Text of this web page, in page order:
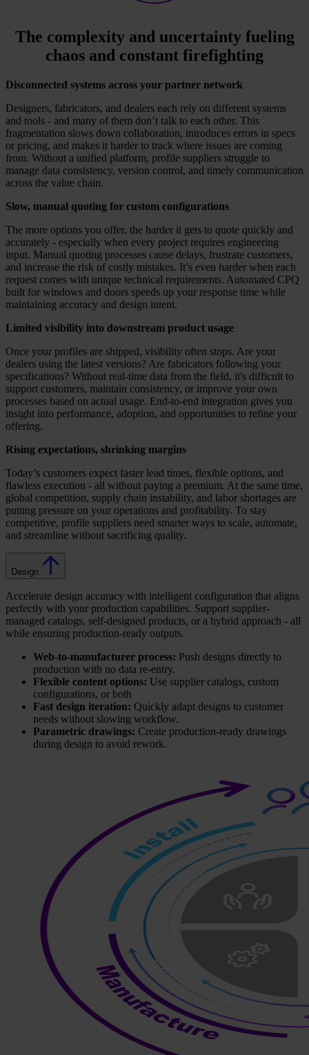
The complexity and uncertainty fueling
chaos and constant firefighting
Disconnected systems across your partner network
Designers, fabricators, and dealers each rely on different systems
and tools - and many of them don’t talk to each other. This
fragmentation slows down collaboration, introduces errors in specs
or pricing, and makes it harder to track where issues are coming
from. Without a unified platform, profile suppliers struggle to
manage data consistency, version control, and timely communication
across the value chain.
Slow, manual quoting for custom configurations
The more options you offer, the harder it gets to quote quickly and
accurately - especially when every project requires engineering
input. Manual quoting processes cause delays, frustrate customers,
and increase the risk of costly mistakes. It’s even harder when each
request comes with unique technical requirements. Automated CPQ
built for windows and doors speeds up your response time while
maintaining accuracy and design intent.
Limited visibility into downstream product usage
Once your profiles are shipped, visibility often stops. Are your
dealers using the latest versions? Are fabricators following your
specifications? Without real-time data from the field, it's difficult to
support customers, maintain consistency, or improve your own
processes based on actual usage. End-to-end integration gives you
insight into performance, adoption, and opportunities to refine your
offering.
Rising expectations, shrinking margins
Today’s customers expect faster lead times, flexible options, and
flawless execution - all without paying a premium. At the same time,
global competition, supply chain instability, and labor shortages are
putting pressure on your operations and profitability. To stay
competitive, profile suppliers need smarter ways to scale, automate,
and streamline without sacrificing quality.
Design
Accelerate design accuracy with intelligent configuration that aligns
perfectly with your production capabilities. Support supplier-
managed catalogs, self-designed products, or a hybrid approach - all
while ensuring production-ready outputs.
Web-to-manufacturer process: Push designs directly to
production with no data re-entry.
Flexible content options: Use supplier catalogs, custom
configurations, or both
Fast design iteration: Quickly adapt designs to customer
needs without slowing workflow.
Parametric drawings: Create production-ready drawings
during design to avoid rework.